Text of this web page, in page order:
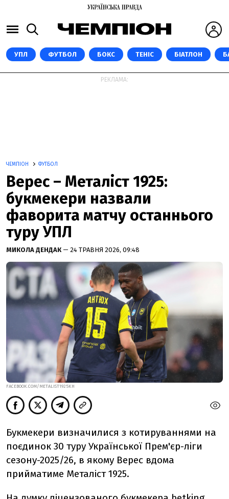
УПЛ ФУТБОЛ БОКС ТЕНІС БІАТЛОН
РЕКЛАМА:
ЧЕМПІОН ФУТБОЛ
Верес – Металіст 1925:
букмекери назвали
фаворита матчу останнього
туру УПЛ
МИКОЛА ДЕНДАК — 24 ТРАВНЯ 2026, 09:48
FACEBOOK.COM/METALIST1925KH
Букмекери визначилися з котируваннями на
поєдинок 30 туру Української Прем'єр-ліги
сезону-2025/26, в якому Верес вдома
прийматиме Металіст 1925.